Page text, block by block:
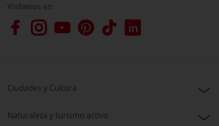
Visítenos en
Ciudades y Cultura
Naturaleza y turismo activo